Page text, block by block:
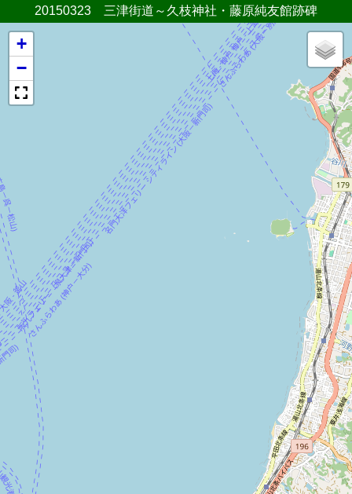
20150323 三津街道～久枝神社・藤原純友館跡碑
+
−